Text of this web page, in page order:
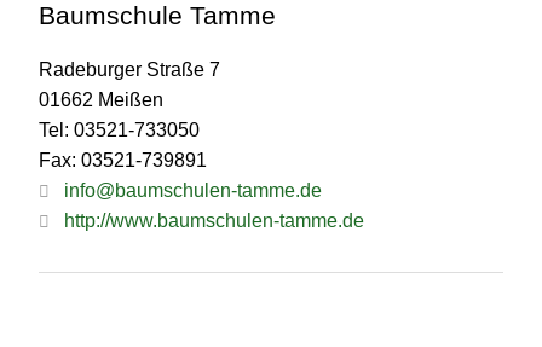
Baumschule Tamme
Radeburger Straße 7
01662 Meißen
Tel: 03521-733050
Fax: 03521-739891
info@baumschulen-tamme.de
http://www.baumschulen-tamme.de